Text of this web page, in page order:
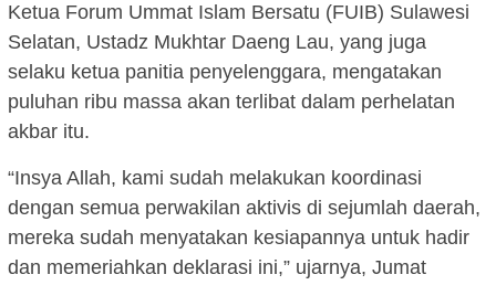
Ketua Forum Ummat Islam Bersatu (FUIB) Sulawesi
Selatan, Ustadz Mukhtar Daeng Lau, yang juga
selaku ketua panitia penyelenggara, mengatakan
puluhan ribu massa akan terlibat dalam perhelatan
akbar itu.
“Insya Allah, kami sudah melakukan koordinasi
dengan semua perwakilan aktivis di sejumlah daerah,
mereka sudah menyatakan kesiapannya untuk hadir
dan memeriahkan deklarasi ini,” ujarnya, Jumat